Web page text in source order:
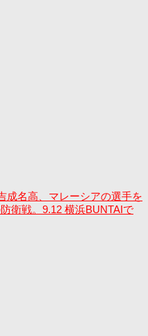
成名高、マレーシアの選手を
衛戦。9.12 横浜BUNTAIで